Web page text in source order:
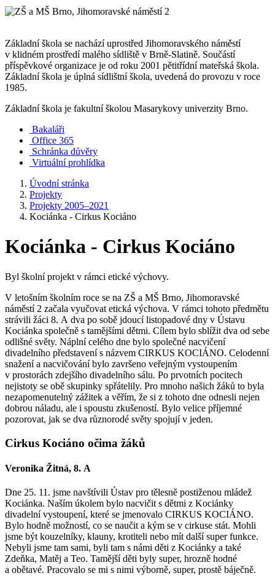
Základní škola se nachází uprostřed Jihomoravského náměstí
v klidném prostředí malého sídliště v Brně-Slatině. Součástí
příspěvkové organizace je od roku 2001 pětitřídní mateřská škola.
Základní škola je úplná sídlištní škola, uvedená do provozu v roce
1985.
Základní škola je fakultní školou Masarykovy univerzity Brno.
Bakaláři
Office 365
Schránka důvěry
Virtuální prohlídka
Úvodní stránka
Projekty
Projekty 2005–2021
Kociánka - Cirkus Kociáno
Kociánka - Cirkus Kociáno
Byl školní projekt v rámci etické výchovy.
V letošním školním roce se na ZŠ a MŠ Brno, Jihomoravské
náměstí 2 začala vyučovat etická výchova. V rámci tohoto předmětu
strávili žáci 8. A dva po sobě jdoucí listopadové dny v Ústavu
Kociánka společně s tamějšími dětmi. Cílem bylo sblížit dva od sebe
odlišné světy. Náplní celého dne bylo společné nacvičení
divadelního představení s názvem CIRKUS KOCIÁNO. Celodenní
snažení a nacvičování bylo završeno veřejným vystoupením
v prostorách zdejšího divadelního sálu. Po prvotních pocitech
nejistoty se obě skupinky spřátelily. Pro mnoho našich žáků to byla
nezapomenutelný zážitek a věřím, že si z tohoto dne odnesli nejen
dobrou náladu, ale i spoustu zkušeností. Bylo velice příjemné
pozorovat, jak se dva různorodé světy spojují v jeden.
Cirkus Kociáno očima žáků
Veronika Žitná, 8. A
Dne 25. 11. jsme navštívili Ústav pro tělesně postiženou mládež
Kociánka. Naším úkolem bylo nacvičit s dětmi z Kociánky
divadelní vystoupení, které se jmenovalo CIRKUS KOCIÁNO.
Bylo hodně možností, co se naučit a kým se v cirkuse stát. Mohli
jsme být kouzelníky, klauny, krotiteli nebo mít další super funkce.
Nebyli jsme tam sami, byli tam s námi děti z Kociánky a také
Zdeňka, Matěj a Teo. Tamější děti byly super, hrozně hodné
a obětavé. Pracovalo se mi s nimi výborně, super, prostě báječně.